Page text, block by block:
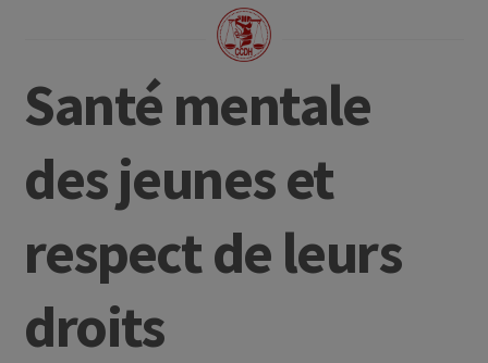
Santé mentale
des jeunes et
respect de leurs
droits